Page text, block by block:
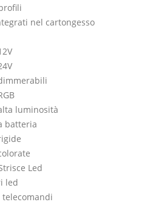
nel cartongesso
luminosità
batteria
Led
led
telecomandi